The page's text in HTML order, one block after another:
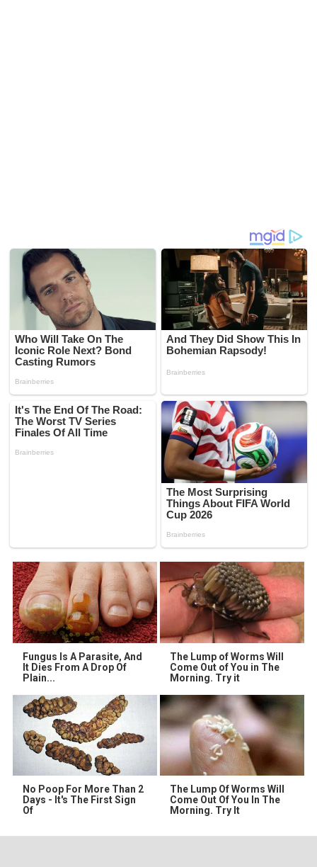
Fungus Is A Parasite, And
It Dies From A Drop Of
Plain...
The Lump of Worms Will
Come Out of You in The
Morning. Try it
No Poop For More Than 2
Days - It's The First Sign
Of
The Lump Of Worms Will
Come Out Of You In The
Morning. Try It